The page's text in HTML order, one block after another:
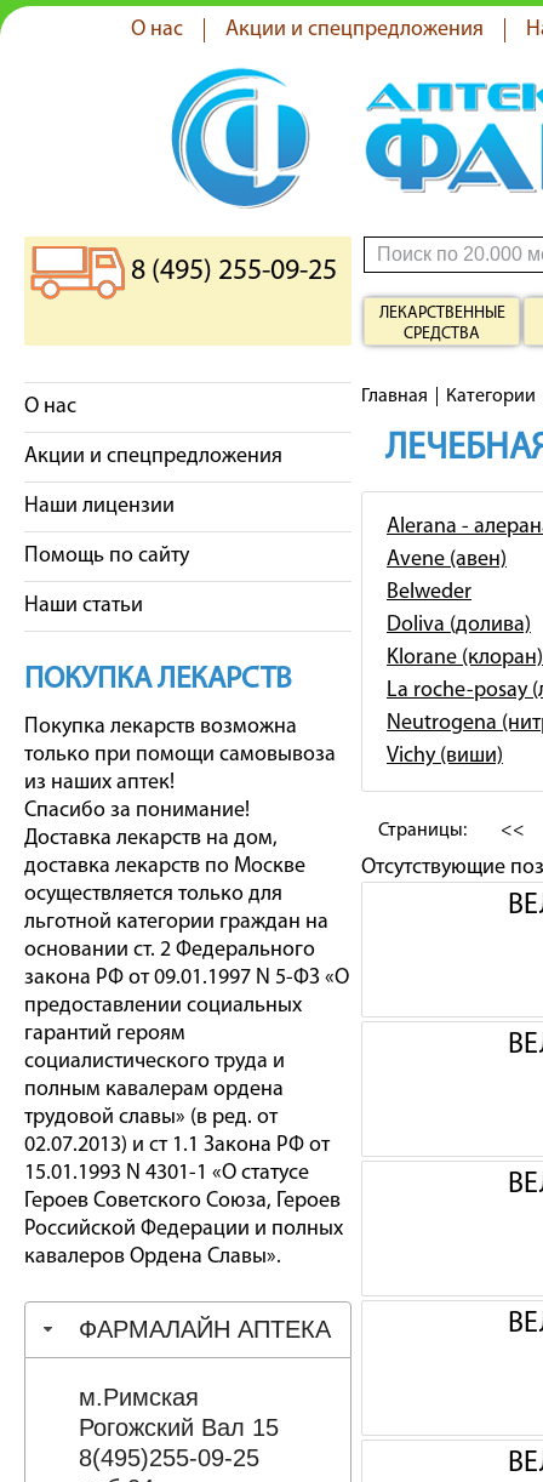
О нас Акции и спецпредложения
8 (495) 255-09-25
ЛЕКАРСТВЕННЫЕ
СРЕДСТВА
О нас
Акции и спецпредложения
Наши лицензии
Помощь по сайту
Наши статьи
ПОКУПКА ЛЕКАРСТВ
Покупка лекарств возможна
только при помощи самовывоза
из наших аптек!
Спасибо за понимание!
Доставка лекарств на дом,
доставка лекарств по Москве
осуществляется только для
льготной категории граждан на
основании ст. 2 Федерального
закона РФ от 09.01.1997 N 5-ФЗ «О
предоставлении социальных
гарантий героям
социалистического труда и
полным кавалерам ордена
трудовой славы» (в ред. от
02.07.2013) и ст 1.1 Закона РФ от
15.01.1993 N 4301-1 «О статусе
Героев Советского Союза, Героев
Российской Федерации и полных
кавалеров Ордена Славы».
ФАРМАЛАЙН АПТЕКА
м.Римская
Рогожский Вал 15
8(495)255-09-25
Главная Категории
Alerana -
Avene (авен)
Belweder
Doliva (долива)
Klorane (клоран)
La roche-posay
Neutrogena
Vichy (виши)
Страницы: <<
Отсутствующие